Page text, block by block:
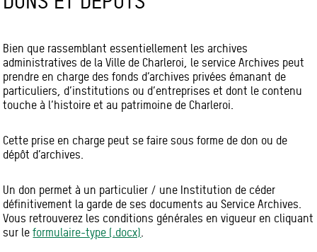
Bien que rassemblant essentiellement les archives
administratives de la Ville de Charleroi, le service Archives peut
prendre en charge des fonds d’archives privées émanant de
particuliers, d’institutions ou d’entreprises et dont le contenu
touche à l’histoire et au patrimoine de Charleroi.
Cette prise en charge peut se faire sous forme de don ou de
dépôt d’archives.
Un don permet à un particulier / une Institution de céder
définitivement la garde de ses documents au Service Archives.
Vous retrouverez les conditions générales en vigueur en cliquant
sur leformulaire-type (.docx).